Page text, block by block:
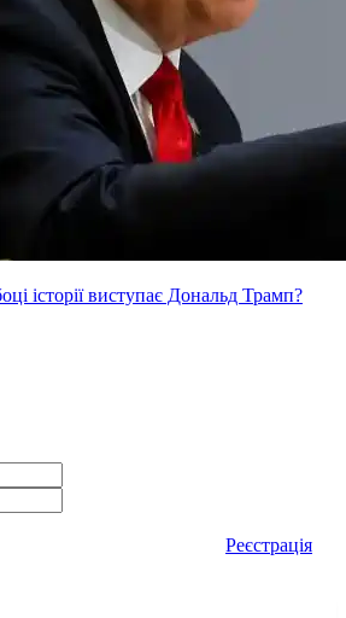
історії виступає Дональд Трамп?
Реєстрація